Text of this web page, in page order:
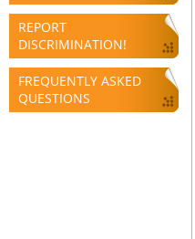
REPORT
DISCRIMINATION!
FREQUENTLY ASKED
QUESTIONS